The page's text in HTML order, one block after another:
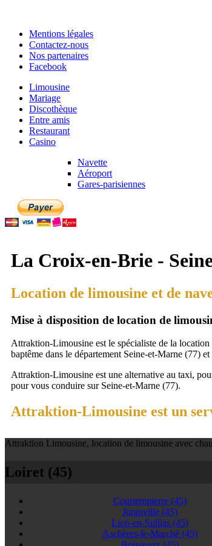
Mentions légales
Contactez-nous
Nos partenaires
Facebook
Limousine
Mariage
Discothèque
Entre amis
Restaurant
Casino
Navette
Aéroport
Gares-parisiennes
La Croix-en-Brie -
Location de limousine et de
Mise à disposition de location de
Attraktion-Limousine est le spécialiste de la
baptême dans le département Seine-et-Marne (77)
Attraktion-Limousine est une alternative au taxi,
pour vous conduire sur Seine-et-Marne (77).
Attraktion-Limousine est un
Attraktion Limousine, location de limousine avec
Loiret (45)
Courtempierre (45)
Juranville (45)
Lion-en-Sullias (45)
Aschères-le-Marché (45)